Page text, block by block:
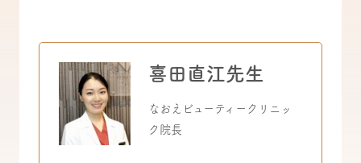
喜田直江先生
なおえビューティークリニッ
ク院長